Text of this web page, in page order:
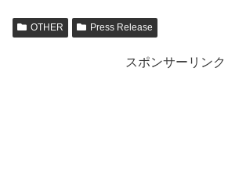
OTHER Press Release
スポンサーリンク